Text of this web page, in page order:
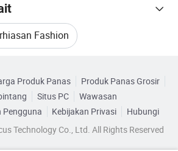
Pabrik):
kami:
Fashion
Fashion Stainless Steel
Steel
Kategori
Produk Panas
Produk Panas Grosir
Situs PC
Wawasan
Pengguna Kebijakan Privasi
Hubungi
Technology Co., Ltd. All Rights Reserved